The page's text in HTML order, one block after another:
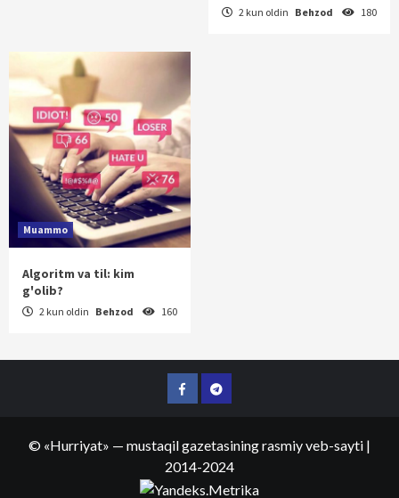
2 kun oldin Behzod 180
Muammo
Algoritm va til: kim
g'olib?
2 kun oldin Behzod 160
FacebookTelegram
© «Hurriyat» — mustaqil gazetasining rasmiy veb-sayti |
2014-2024